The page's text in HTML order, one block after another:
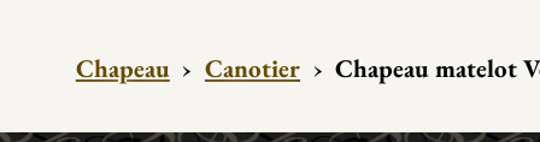
Chapeau › Canotier › Chapeau matelot